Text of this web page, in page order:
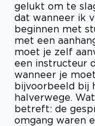
gelukt om te
dat wanneer ik
beginnen met
met een
moet je zelf
een instructeur
wanneer je
bijvoorbeeld bij
halverwege.
betreft: de
omgang waren